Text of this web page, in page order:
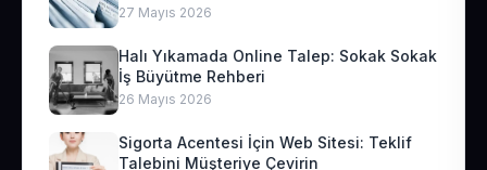
27 Mayıs 2026
Halı Yıkamada Online Talep: Sokak Sokak
İş Büyütme Rehberi
26 Mayıs 2026
Sigorta Acentesi İçin Web Sitesi: Teklif
Talebini Müşteriye Çevirin